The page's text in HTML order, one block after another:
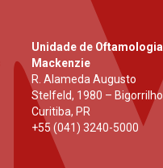
Unidade de Oftamologia
Mackenzie
R. Alameda Augusto
Stelfeld, 1980 – Bigorrilho
Curitiba, PR
+55 (041) 3240-5000